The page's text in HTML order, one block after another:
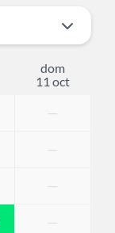
dom
11 oct
—
—
—
—